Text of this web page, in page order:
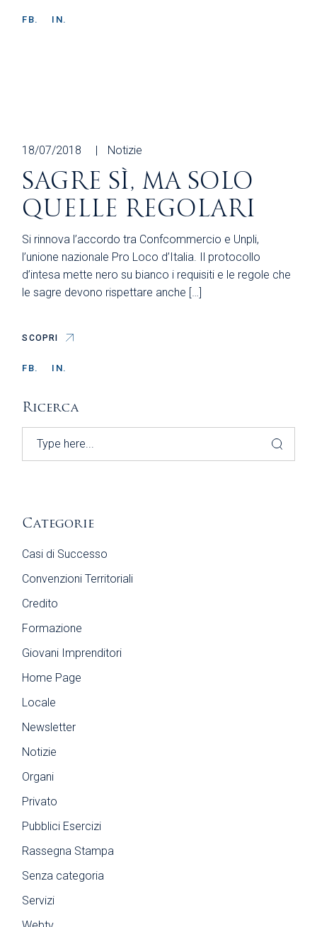
FB. IN.
18/07/2018 Notizie
SAGRE SÌ, MA SOLO
QUELLE REGOLARI
Si rinnova l’accordo tra Confcommercio e Unpli,
l’unione nazionale Pro Loco d’Italia. Il protocollo
d’intesa mette nero su bianco i requisiti e le regole che
le sagre devono rispettare anche […]
SCOPRI
FB. IN.
Ricerca
Search
Categorie
Casi di Successo
Convenzioni Territoriali
Credito
Formazione
Giovani Imprenditori
Home Page
Locale
Newsletter
Notizie
Organi
Privato
Pubblici Esercizi
Rassegna Stampa
Senza categoria
Servizi